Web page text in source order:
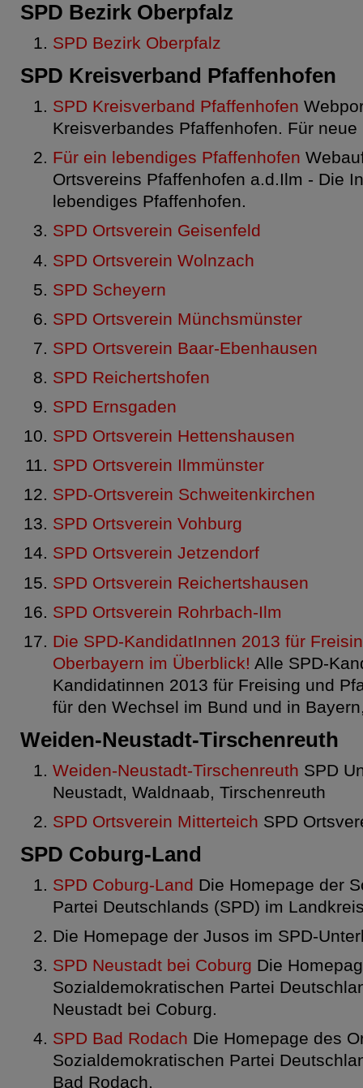
SPD Bezirk Oberpfalz
SPD Bezirk Oberpfalz
SPD Kreisverband Pfaffenhofen
SPD Kreisverband Pfaffenhofen
Kreisverbandes Pfaffenhofen. Für
Für ein lebendiges Pfaffenhofen
Ortsvereins Pfaffenhofen a.d.Ilm - Die
lebendiges Pfaffenhofen.
SPD Ortsverein Geisenfeld
SPD Ortsverein Wolnzach
SPD Scheyern
SPD Ortsverein Münchsmünster
SPD Ortsverein Baar-Ebenhausen
SPD Reichertshofen
SPD Ernsgaden
SPD Ortsverein Hettenshausen
SPD Ortsverein Ilmmünster
SPD-Ortsverein Schweitenkirchen
SPD Ortsverein Vohburg
SPD Ortsverein Jetzendorf
SPD Ortsverein Reichertshausen
SPD Ortsverein Rohrbach-Ilm
Die SPD-KandidatInnen 2013 für
Oberbayern im Überblick! Alle SPD-
Kandidatinnen 2013 für Freising und
für den Wechsel im Bund und in
Weiden-Neustadt-Tirschenreuth
Weiden-Neustadt-Tirschenreuth SPD
Neustadt, Waldnaab, Tirschenreuth
SPD Ortsverein Mitterteich SPD
SPD Coburg-Land
SPD Coburg-Land Die Homepage der
Partei Deutschlands (SPD) im
Die Homepage der Jusos im SPD-
SPD Neustadt bei Coburg Die
Sozialdemokratischen Partei
Neustadt bei Coburg.
SPD Bad Rodach Die Homepage des
Sozialdemokratischen Partei
Bad Rodach.